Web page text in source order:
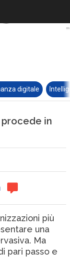
digitale
in
più
una
Ma
pari passo e